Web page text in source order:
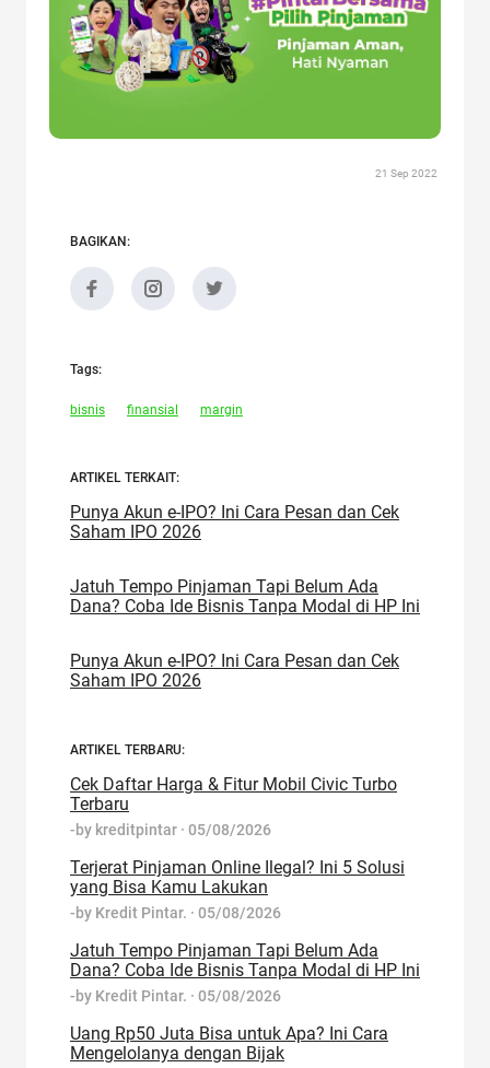
21 Sep 2022
BAGIKAN:
Tags:
bisnis finansial margin
ARTIKEL TERKAIT:
Punya Akun e-IPO? Ini Cara Pesan dan Cek
Saham IPO 2026
Jatuh Tempo Pinjaman Tapi Belum Ada
Dana? Coba Ide Bisnis Tanpa Modal di HP Ini
Punya Akun e-IPO? Ini Cara Pesan dan Cek
Saham IPO 2026
ARTIKEL TERBARU:
Cek Daftar Harga & Fitur Mobil Civic Turbo
Terbaru
-by kreditpintar · 05/08/2026
Terjerat Pinjaman Online Ilegal? Ini 5 Solusi
yang Bisa Kamu Lakukan
-by Kredit Pintar. · 05/08/2026
Jatuh Tempo Pinjaman Tapi Belum Ada
Dana? Coba Ide Bisnis Tanpa Modal di HP Ini
-by Kredit Pintar. · 05/08/2026
Uang Rp50 Juta Bisa untuk Apa? Ini Cara
Mengelolanya dengan Bijak